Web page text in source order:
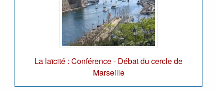
La laïcité : Conférence - Débat du cercle de
Marseille